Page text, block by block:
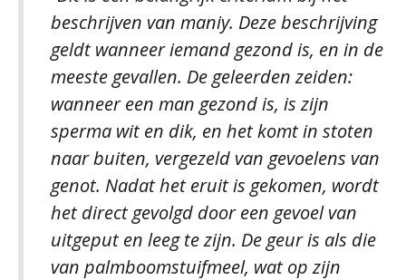
beschrijven van maniy. Deze beschrijving
geldt wanneer iemand gezond is, en in de
meeste gevallen. De geleerden zeiden:
wanneer een man gezond is, is zijn
sperma wit en dik, en het komt in stoten
naar buiten, vergezeld van gevoelens van
genot. Nadat het eruit is gekomen, wordt
het direct gevolgd door een gevoel van
uitgeput en leeg te zijn. De geur is als die
van palmboomstuifmeel, wat op zijn